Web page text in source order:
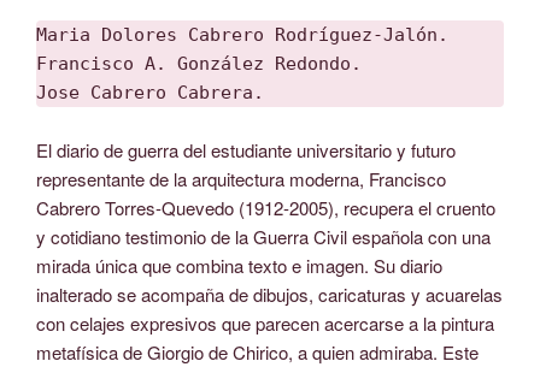
Maria Dolores Cabrero Rodríguez-Jalón.
Francisco A. González Redondo.
Jose Cabrero Cabrera.
El diario de guerra del estudiante universitario y futuro
representante de la arquitectura moderna, Francisco
Cabrero Torres-Quevedo (1912-2005), recupera el cruento
y cotidiano testimonio de la Guerra Civil española con una
mirada única que combina texto e imagen. Su diario
inalterado se acompaña de dibujos, caricaturas y acuarelas
con celajes expresivos que parecen acercarse a la pintura
metafísica de Giorgio de Chirico, a quien admiraba. Este